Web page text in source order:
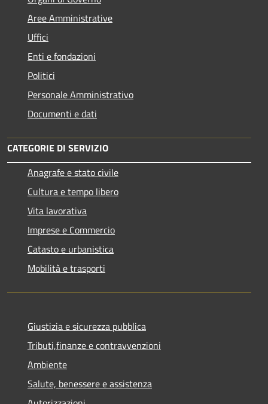
Aree Amministrative
Uffici
Enti e fondazioni
Politici
Personale Amministrativo
Documenti e dati
CATEGORIE DI SERVIZIO
Anagrafe e stato civile
Cultura e tempo libero
Vita lavorativa
Imprese e Commercio
Catasto e urbanistica
Mobilità e trasporti
Giustizia e sicurezza pubblica
Tributi,finanze e contravvenzioni
Ambiente
Salute, benessere e assistenza